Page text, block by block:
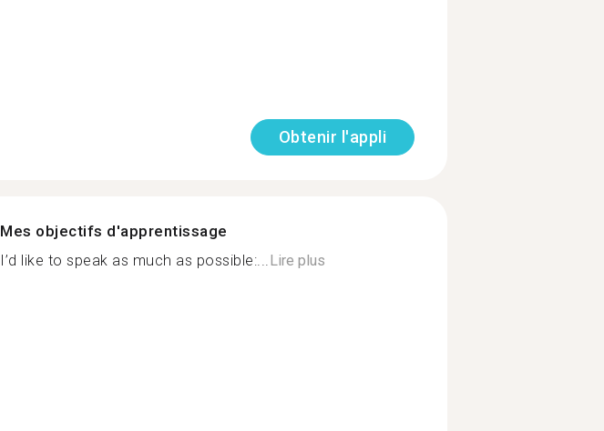
Obtenir l'appli
Mes objectifs d'apprentissage
I’d like to speak as much as possible:...Lire plus